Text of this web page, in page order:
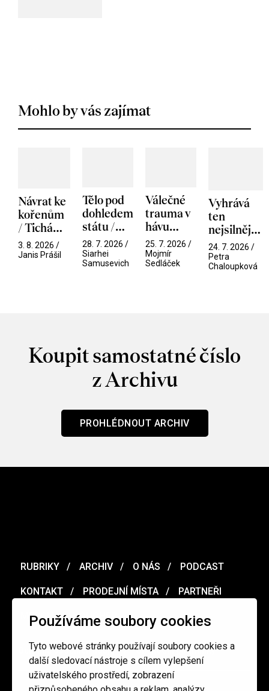
Používáme soubory cookies
Tyto webové stránky používají soubory cookies a
další sledovací nástroje s cílem vylepšení
uživatelského prostředí, zobrazení
Mohlo by vás zajímat
Návrat ke
kořenům
/ Tichá
přítelkyně
3. 8. 2026 /
Janis Prášil
Tělo pod
dohledem
státu /
Pramen
28. 7. 2026 /
Siarhei
Samusevich
Válečné
trauma v
hávu
spektáklu
/ Odyssea
25. 7. 2026 /
Mojmír
Sedláček
Vyhrává
ten
nejsilnější
/ V nitru
manosféry
24. 7. 2026 /
Petra
Chaloupková
Koupit samostatné číslo
z Archivu
PROHLÉDNOUT ARCHIV
RUBRIKY ARCHIV O NÁS PODCAST
KONTAKT PRODEJNÍ MÍSTA PARTNEŘI
MERCH VOUCHER
Ochrana osobních údajů / Obchodní podmínky